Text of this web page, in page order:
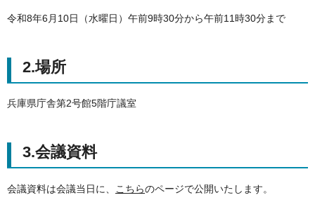
令和8年6月10日（水曜日）午前9時30分から午前11時30分まで
2.場所
兵庫県庁舎第2号館5階庁議室
3.会議資料
会議資料は会議当日に、 こちらのページで公開いたします。